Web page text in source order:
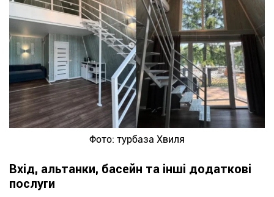
Фото: турбаза Хвиля
Вхід, альтанки, басейн та інші додаткові
послуги